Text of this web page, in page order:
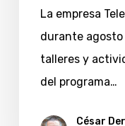
para
niños
adolescentes
La empresa
durante
talleres y
del programa…
César